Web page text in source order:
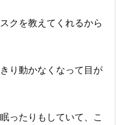
クを教えてくれるから
り動かなくなって目が
ったりもしていて、こ